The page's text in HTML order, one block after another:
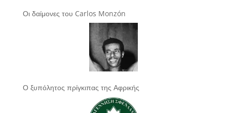
Οι δαίμονες του Carlos Monzón
Ο ξυπόλητος πρίγκιπας της Αφρικής